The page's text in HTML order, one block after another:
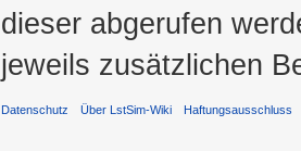
dieser abgerufen
jeweils zusätzlichen
Datenschutz Über LstSim-Wiki Haftungsausschluss